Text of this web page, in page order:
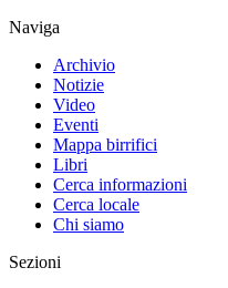
Naviga
Archivio
Notizie
Video
Eventi
Mappa birrifici
Libri
Cerca informazioni
Cerca locale
Chi siamo
Sezioni